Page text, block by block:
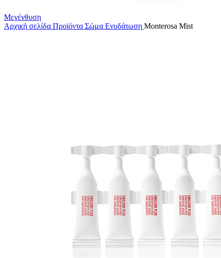
Μεγένθυση
Αρχική σελίδα Προϊόντα Σώμα Ενυδάτωση Monterosa Mist